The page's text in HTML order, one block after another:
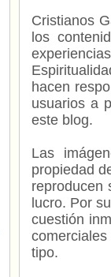
Cristianos
los
hacen
usuarios a
este blog.
Las
propiedad
reproducen
lucro. Por
cuestión
tipo.